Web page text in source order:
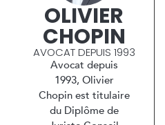
OLIVIER
CHOPIN
AVOCAT DEPUIS 1993
Avocat depuis
1993, Olivier
Chopin est titulaire
du Diplôme de